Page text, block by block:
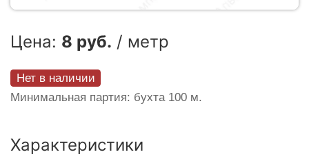
Цена: 8 руб. / метр
Нет в наличии
Минимальная партия: бухта 100 м.
Характеристики